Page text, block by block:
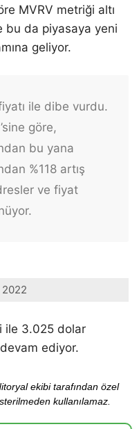
MVRV metriği altı
bu da piyasaya yeni
geliyor.
ile dibe vurdu.
göre,
bu yana
%118 artış
ve fiyat
2022
ile 3.025 dolar
ediyor.
ekibi tarafından özel
kullanılamaz.